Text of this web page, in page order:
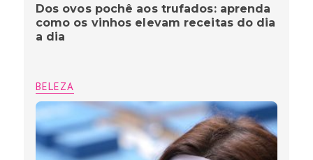
Dos ovos pochê aos trufados: aprenda
como os vinhos elevam receitas do dia
a dia
BELEZA